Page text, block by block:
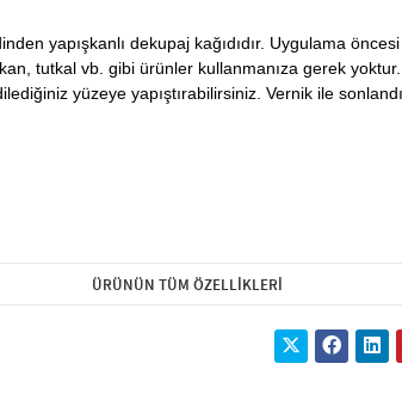
yapışkanlı dekupaj kağıdıdır. Uygulama
tutkal vb. gibi ürünler kullanmanıza gerek
yüzeye yapıştırabilirsiniz. Vernik ile
bütün halinde veya uygulama yapılacak objeye
ÜRÜNÜN TÜM ÖZELLIKLERI